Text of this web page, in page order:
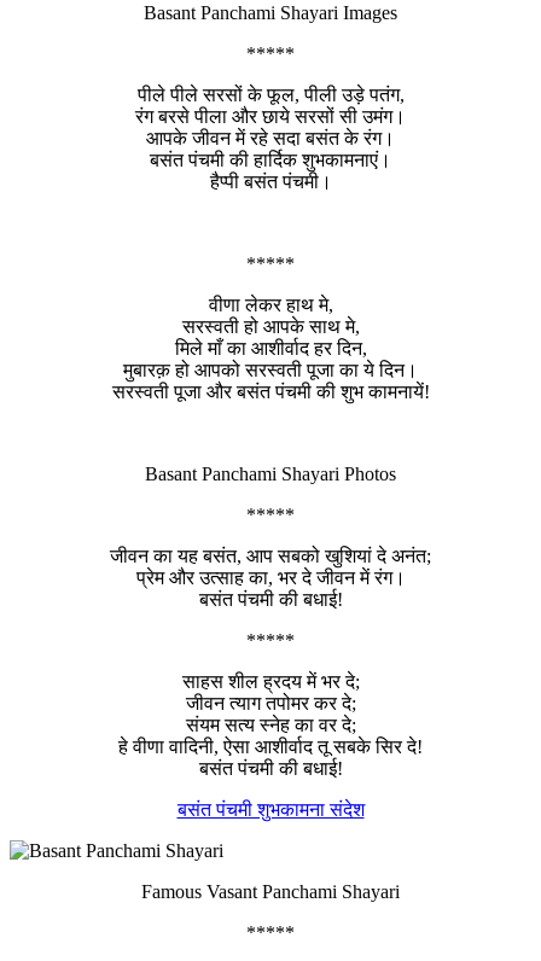
Basant Panchami Shayari Images
*****
पीले पीले सरसों के फूल, पीली उड़े पतंग,
रंग बरसे पीला और छाये सरसों सी उमंग।
आपके जीवन में रहे सदा बसंत के रंग।
बसंत पंचमी की हार्दिक शुभकामनाएं।
हैप्पी बसंत पंचमी।
*****
वीणा लेकर हाथ मे,
सरस्वती हो आपके साथ मे,
मिले माँ का आशीर्वाद हर दिन,
मुबारक़ हो आपको सरस्वती पूजा का ये दिन।
सरस्वती पूजा और बसंत पंचमी की शुभ कामनायें!
Basant Panchami Shayari Photos
*****
जीवन का यह बसंत, आप सबको खुशियां दे अनंत;
प्रेम और उत्साह का, भर दे जीवन में रंग।
बसंत पंचमी की बधाई!
*****
साहस शील ह्रदय में भर दे;
जीवन त्याग तपोमर कर दे;
संयम सत्य स्नेह का वर दे;
हे वीणा वादिनी, ऐसा आशीर्वाद तू सबके सिर दे!
बसंत पंचमी की बधाई!
बसंत पंचमी शुभकामना संदेश
Famous Vasant Panchami Shayari
*****